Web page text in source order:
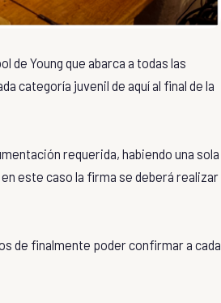
de Young que abarca a todas las
categoría juvenil de aquí al final de la
requerida, habiendo una sola
este caso la firma se deberá realizar
de finalmente poder confirmar a cada